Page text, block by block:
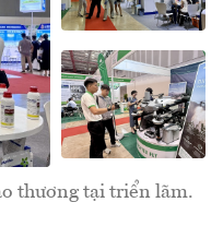
thương tại triển lãm.